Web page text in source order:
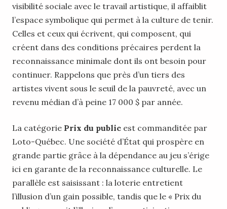
visibilité sociale avec le travail artistique, il affaiblit
l’espace symbolique qui permet à la culture de tenir.
Celles et ceux qui écrivent, qui composent, qui
créent dans des conditions précaires perdent la
reconnaissance minimale dont ils ont besoin pour
continuer. Rappelons que près d’un tiers des
artistes vivent sous le seuil de la pauvreté, avec un
revenu médian d’à peine 17 000 $ par année.
La catégorie Prix du public est commanditée par
Loto-Québec. Une société d’État qui prospère en
grande partie grâce à la dépendance au jeu s’érige
ici en garante de la reconnaissance culturelle. Le
parallèle est saisissant : la loterie entretient
l’illusion d’un gain possible, tandis que le « Prix du